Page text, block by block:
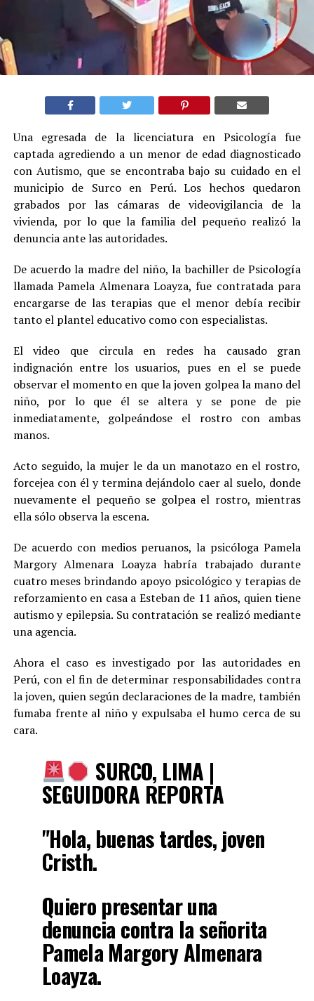
Una egresada de la licenciatura en Psicología fue
captada agrediendo a un menor de edad diagnosticado
con Autismo, que se encontraba bajo su cuidado en el
municipio de Surco en Perú. Los hechos quedaron
grabados por las cámaras de videovigilancia de la
vivienda, por lo que la familia del pequeño realizó la
denuncia ante las autoridades.
De acuerdo la madre del niño, la bachiller de Psicología
llamada Pamela Almenara Loayza, fue contratada para
encargarse de las terapias que el menor debía recibir
tanto el plantel educativo como con especialistas.
El video que circula en redes ha causado gran
indignación entre los usuarios, pues en el se puede
observar el momento en que la joven golpea la mano del
niño, por lo que él se altera y se pone de pie
inmediatamente, golpeándose el rostro con ambas
manos.
Acto seguido, la mujer le da un manotazo en el rostro,
forcejea con él y termina dejándolo caer al suelo, donde
nuevamente el pequeño se golpea el rostro, mientras
ella sólo observa la escena.
De acuerdo con medios peruanos, la psicóloga Pamela
Margory Almenara Loayza habría trabajado durante
cuatro meses brindando apoyo psicológico y terapias de
reforzamiento en casa a Esteban de 11 años, quien tiene
autismo y epilepsia. Su contratación se realizó mediante
una agencia.
Ahora el caso es investigado por las autoridades en
Perú, con el fin de determinar responsabilidades contra
la joven, quien según declaraciones de la madre, también
fumaba frente al niño y expulsaba el humo cerca de su
cara.
SURCO, LIMA |
SEGUIDORA REPORTA
"Hola, buenas tardes, joven
Cristh.
Quiero presentar una
denuncia contra la señorita
Pamela Margory Almenara
Loayza.